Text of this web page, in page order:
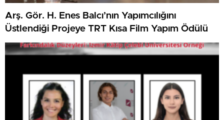
Arş. Gör. H. Enes Balcı’nın Yapımcılığını
Üstlendiği Projeye TRT Kısa Film Yapım Ödülü